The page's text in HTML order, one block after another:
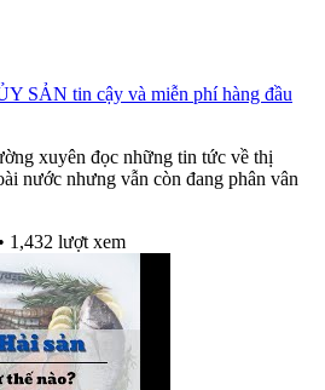
SẢN tin cậy và miễn phí hàng đầu
xuyên đọc những tin tức về thị
nước nhưng vẫn còn đang phân vân
• 1,432 lượt xem